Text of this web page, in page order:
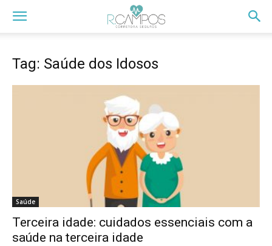
Tag: Saúde dos Idosos
Saúde
Terceira idade: cuidados essenciais com a
saúde na terceira idade